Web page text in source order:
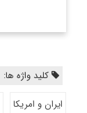
کلید واژه ها:
ایران و امریکا